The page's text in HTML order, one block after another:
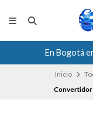
En Bogotá
Inicio
Convertidor